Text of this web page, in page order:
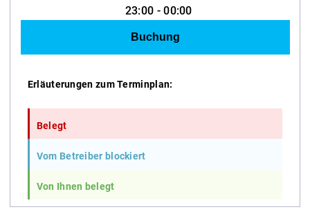
23:00 - 00:00
Erläuterungen zum Terminplan:
Belegt
Vom Betreiber blockiert
Von Ihnen belegt